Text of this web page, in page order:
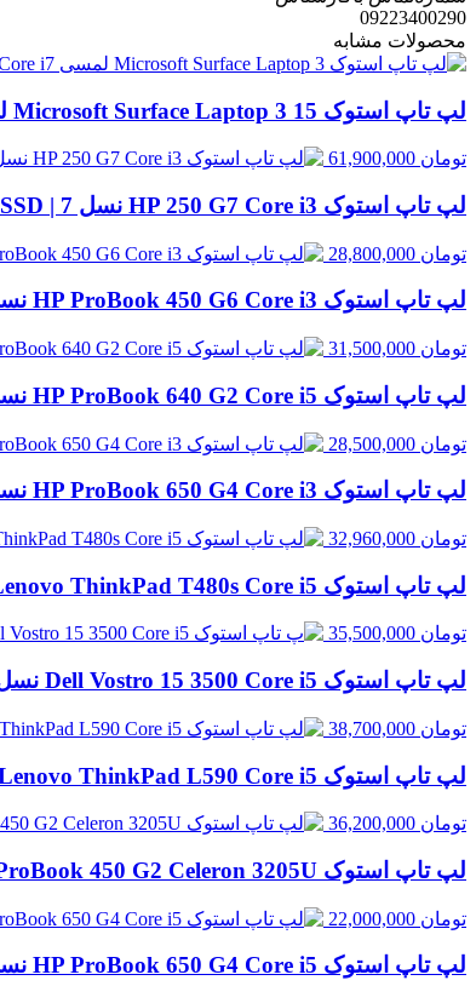
09223400290
محصولات مشابه
لپ تاپ استوک Microsoft Surface Laptop 3 15 لمسی Core i7 نسل 10 | 16GB RAM، 256GB SSD
تومان
لپ تاپ استوک HP 250 G7 Core i3 نسل 7 | 8GB RAM، 256GB SSD
تومان
لپ تاپ استوک HP ProBook 450 G6 Core i3 نسل 8 | 8GB RAM، 500GB HDD
تومان
لپ تاپ استوک HP ProBook 640 G2 Core i5 نسل 6 | 8GB RAM، 256GB SSD
تومان
لپ تاپ استوک HP ProBook 650 G4 Core i3 نسل 8 | 8GB RAM، 256GB SSD
تومان
لپ تاپ استوک Lenovo ThinkPad T480s Core i5 نسل 8 | 8GB RAM، 256GB SSD
تومان
لپ تاپ استوک Dell Vostro 15 3500 Core i5 نسل 8 | 8GB RAM، 256GB SSD
تومان
لپ تاپ استوک Lenovo ThinkPad L590 Core i5 نسل 8 | 8GB RAM، 500GB HDD
تومان
لپ تاپ استوک HP ProBook 450 G2 Celeron 3205U نسل 5 | 8GB RAM، 500GB HDD
تومان
لپ تاپ استوک HP ProBook 650 G4 Core i5 نسل 8 | 8GB RAM، 256GB SSD